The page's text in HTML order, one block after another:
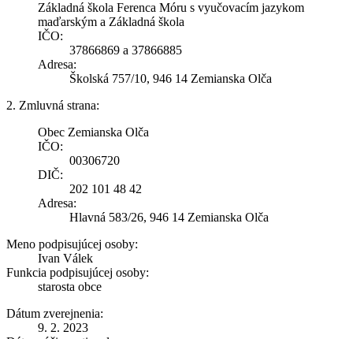
Základná škola Ferenca Móru s vyučovacím jazykom
maďarským a Základná škola
IČO:
37866869 a 37866885
Adresa:
Školská 757/10, 946 14 Zemianska Olča
2. Zmluvná strana:
Obec Zemianska Olča
IČO:
00306720
DIČ:
202 101 48 42
Adresa:
Hlavná 583/26, 946 14 Zemianska Olča
Meno podpisujúcej osoby:
Ivan Válek
Funkcia podpisujúcej osoby:
starosta obce
Dátum zverejnenia:
9. 2. 2023